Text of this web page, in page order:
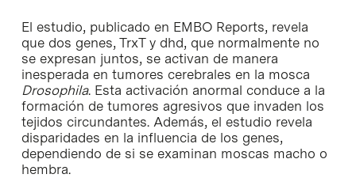
El estudio, publicado en EMBO Reports, revela
que dos genes, TrxT y dhd, que normalmente no
se expresan juntos, se activan de manera
inesperada en tumores cerebrales en la mosca
Drosophila. Esta activación anormal conduce a la
formación de tumores agresivos que invaden los
tejidos circundantes. Además, el estudio revela
disparidades en la influencia de los genes,
dependiendo de si se examinan moscas macho o
hembra.